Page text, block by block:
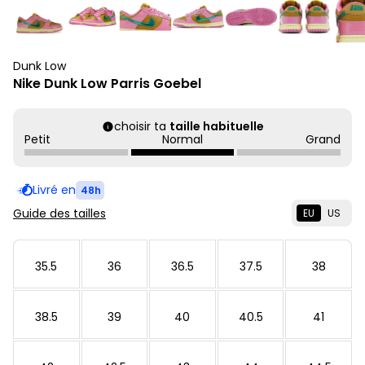
Dunk Low
Nike Dunk Low Parris Goebel
choisir ta taille habituelle
Petit
Normal Grand
Livré en 48h
Guide des tailles EU US
35.5 36 36.5 37.5 38
38.5 39 40 40.5 41